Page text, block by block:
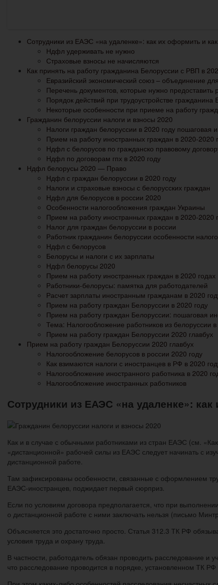
Сотрудники из ЕАЭС «на удаленке»: как их оформить и
Ндфл удерживать не нужно
Страховые взносы не начисляются
Как принять на работу гражданина Белоруссии с РВП в
Евразийский экономический союз – объединение
Перечень документов, которые нужно предоставить
Порядок действий при трудоустройстве гражданина
Некоторые особенности при приеме на работу
Гражданин белоруссии налоги и взносы 2020
Налоги граждан белоруссии в 2020 году пошаговая
Прием на работу иностранных граждан в 2020-2020
Ндфл с белорусов по гражданско правовому
Ндфл по договорам гпх в 2020 году
Ндфл белорусы 2020 — Право
Ндфл с граждан белоруссии в 2020 году
Налоги и страховые взносы с белорусских граждан
Ндфл для белорусов в россии 2020
Особенности налогообложения граждан Украины
Прием на работу иностранных граждан в 2020-2020
Налог для граждан белоруссии в россии
Работник гражданин белоруссии особенности
Ндфл с белорусов
Белорусы и налоги с их зарплаты
Ндфл белорусы 2020
Прием на работу иностранных граждан в 2020
Работники-белорусы: памятка для работодателей
Расчет зарплаты иностранным гражданам в 2020
Прием на работу граждан Белоруссии в 2020 году
Прием на работу граждан Белоруссии: пошаговая
Тема: Налогообложение работников из белоруссии
Прием на работу граждан Белоруссии 2020 главбух
Прием на работу граждан Белоруссии 2020 главбух
Налогообложение белорусов в россии 2020 году
Как взимаются налоги с иностранцев в РФ в 2020
Налогообложение иностранного работника в 2020
Налогообложение иностранных работников
Сотрудники из ЕАЭС «на удаленке»:
Как и в случае с обычными работниками из стран ЕАЭС (см.
«дистанционной» рабочей силы из ЕАЭС следует начинать с
дистанционной работе.
Там зафиксированы особенности, связанные с оформлением
ЕАЭС-иностранцев, поджидает первый сюрприз.
Если по условиям договора предполагается, что при
о дистанционной работе с ними заключать нельзя (письмо
Объясняется это достаточно просто. Статья 312.3 ТК РФ
условия труда и охрану труда.
В частности, работодатель обязан проводить расследование и
что расследование проводится в порядке, установленном ТК